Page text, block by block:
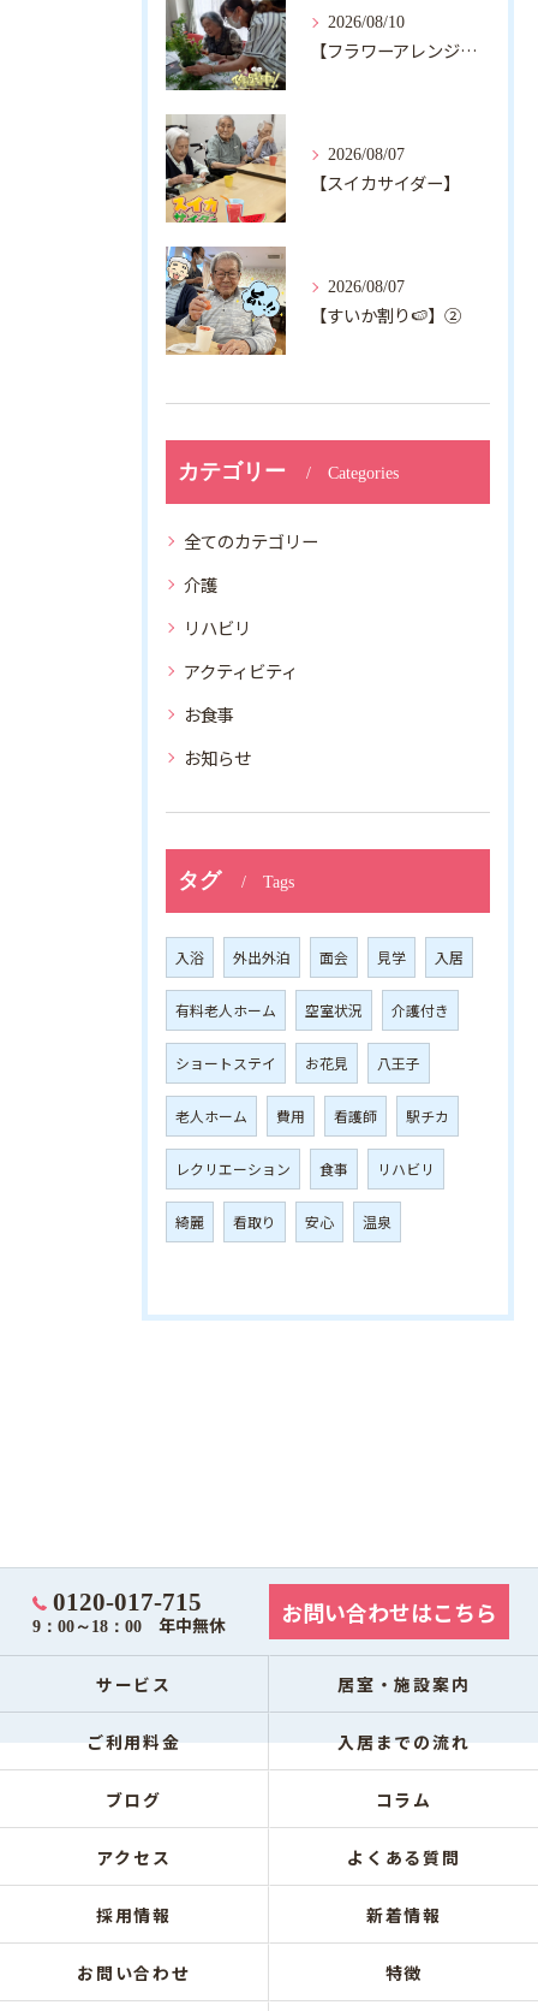
カテゴリー Categories
全てのカテゴリー
介護
リハビリ
アクティビティ
お食事
お知らせ
2026/08/10
【フラワーアレンジメント💐】
2026/08/07
【スイカサイダー】
2026/08/07
【すいか割り🍉】②
タグ Tags
入浴 外出外泊 面会 見学 入居
有料老人ホーム 空室状況 介護付き
ショートステイ お花見 八王子
老人ホーム 費用 看護師 駅チカ
レクリエーション 食事 リハビリ
綺麗 看取り 安心 温泉
0120-017-715
9：00～18：00 年中無休 お問い合わせはこちら
サービス 居室・施設案内
ご利用料金 入居までの流れ
ブログ コラム
アクセス よくある質問
採用情報 新着情報
お問い合わせ 特徴